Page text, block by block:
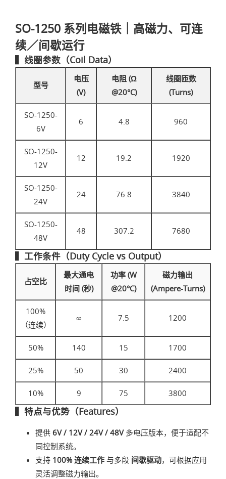
SO-1250 系列电磁铁｜高磁力、可连
续／间歇运行
▍线圈参数（Coil Data）
型号
电压
(V)
电阻 (Ω
@20°C)
线圈匝数
(Turns)
SO-1250-
6V
6 4.8 960
SO-1250-
12V
12 19.2 1920
SO-1250-
24V
24 76.8 3840
SO-1250-
48V
48 307.2 7680
▍工作条件（Duty Cycle vs Output）
占空比
最大通电
时间 (秒)
功率 (W
@20°C)
磁力输出
(Ampere-Turns)
100%
（连续）
∞ 7.5 1200
50% 140 15 1700
25% 50 30 2400
10% 9 75 3800
▍特点与优势（Features）
提供 6V / 12V / 24V / 48V多电压版本，便于适配不
同控制系统。
支持 100% 连续工作 与多段 间歇驱动，可根据应用
灵活调整磁力输出。